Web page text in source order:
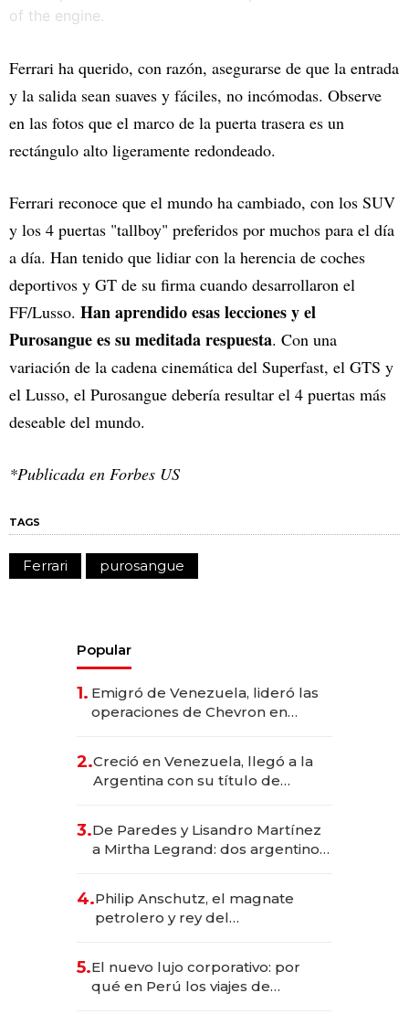
Ferrari ha querido, con razón, asegurarse de que la entrada
y la salida sean suaves y fáciles, no incómodas. Observe
en las fotos que el marco de la puerta trasera es un
rectángulo alto ligeramente redondeado.
Ferrari reconoce que el mundo ha cambiado, con los SUV
y los 4 puertas "tallboy" preferidos por muchos para el día
a día. Han tenido que lidiar con la herencia de coches
deportivos y GT de su firma cuando desarrollaron el
FF/Lusso. Han aprendido esas lecciones y el
Purosangue es su meditada respuesta. Con una
variación de la cadena cinemática del Superfast, el GTS y
el Lusso, el Purosangue debería resultar el 4 puertas más
deseable del mundo.
*Publicada en Forbes US
TAGS
Ferrari purosangue
Popular
1. Emigró de Venezuela, lideró las
operaciones de Chevron en
2.Creció en Venezuela, llegó a la
Argentina con su título de
las marcas "fast premium"
3.De Paredes y Lisandro Martínez
a Mirtha Legrand: dos argentinos
4.Philip Anschutz, el magnate
petrolero y rey del
Fénix
5.El nuevo lujo corporativo: por
qué en Perú los viajes de